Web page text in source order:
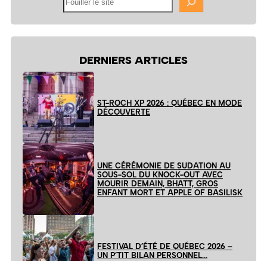
DERNIERS ARTICLES
ST-ROCH XP 2026 : QUÉBEC EN MODE
DÉCOUVERTE
UNE CÉRÉMONIE DE SUDATION AU
SOUS-SOL DU KNOCK-OUT AVEC
MOURIR DEMAIN, BHATT, GROS
ENFANT MORT ET APPLE OF BASILISK
FESTIVAL D’ÉTÉ DE QUÉBEC 2026 –
UN P’TIT BILAN PERSONNEL…